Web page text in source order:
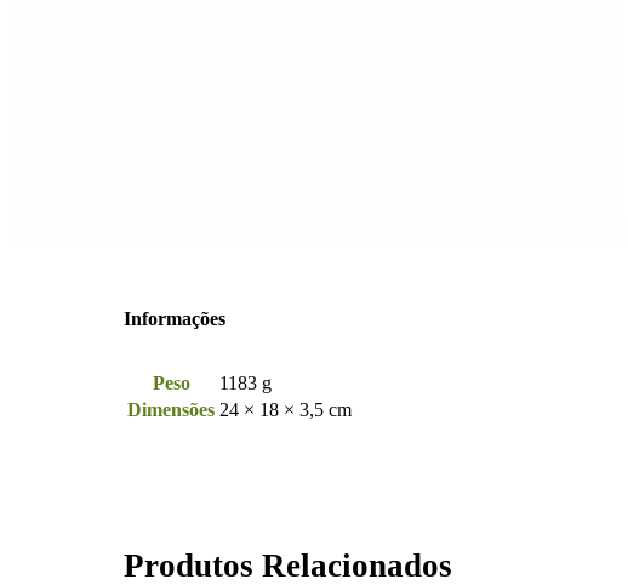
Informações
Peso
1183 g
Dimensões 24 × 18 × 3,5 cm
Produtos Relacionados